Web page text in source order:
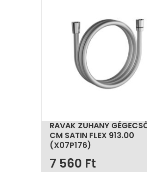
RAVAK ZUHANY
CM SATIN FLEX 913.00
(X07P176)
7 560 Ft